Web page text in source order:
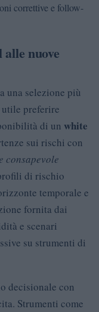
correttive e follow-
nuove
una selezione più
preferire
di un white
sui rischi con
consapevole
di rischio
temporale e
fornita dai
e scenari
su strumenti di
decisionale con
Strumenti come